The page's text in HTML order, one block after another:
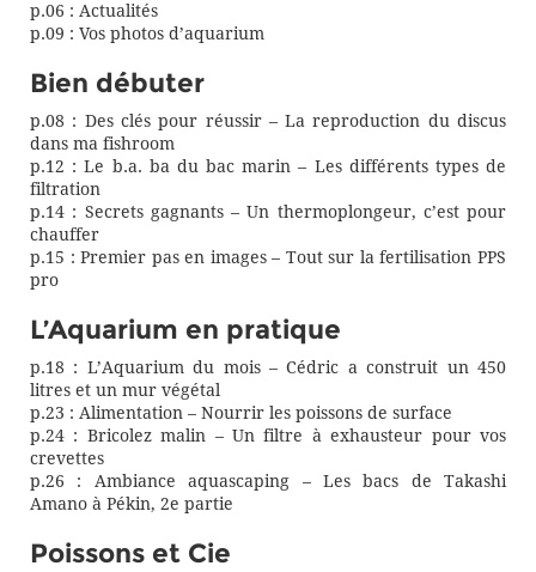
p.06 : Actualités
p.09 : Vos photos d’aquarium
Bien débuter
p.08 : Des clés pour réussir – La reproduction du discus
dans ma fishroom
p.12 : Le b.a. ba du bac marin – Les différents types de
filtration
p.14 : Secrets gagnants – Un thermoplongeur, c’est pour
chauffer
p.15 : Premier pas en images – Tout sur la fertilisation PPS
pro
L’Aquarium en pratique
p.18 : L’Aquarium du mois – Cédric a construit un 450
litres et un mur végétal
p.23 : Alimentation – Nourrir les poissons de surface
p.24 : Bricolez malin – Un filtre à exhausteur pour vos
crevettes
p.26 : Ambiance aquascaping – Les bacs de Takashi
Amano à Pékin, 2e partie
Poissons et Cie